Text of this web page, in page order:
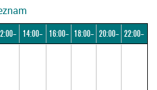
14:00–
16:00– 18:00– 20:00– 22:00–